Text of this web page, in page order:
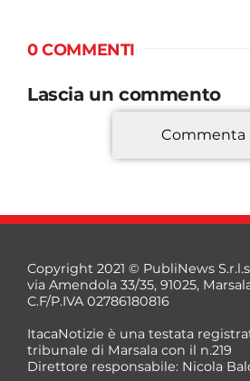
0 COMMENTI
Lascia un commento
*
Commenta
Copyright 2021 © PubliNews
via Amendola 33/35, 91025,
C.F/P.IVA 02786180816
ItacaNotizie è una testata
tribunale di Marsala con il n.219
Direttore responsabile: Nicola